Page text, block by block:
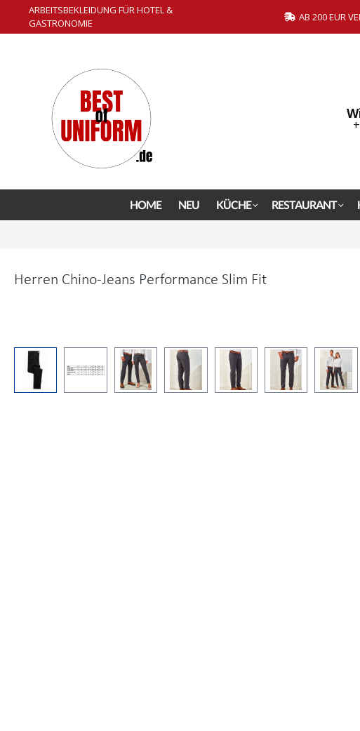
Zur Hauptnavigation springen
ARBEITSBEKLEIDUNG FÜR HOTEL &
GASTRONOMIE
AB 200 EUR
HOME NEU KÜCHE RESTAURANT
Herren Chino-Jeans Performance Slim Fit
Bildergalerie überspringen